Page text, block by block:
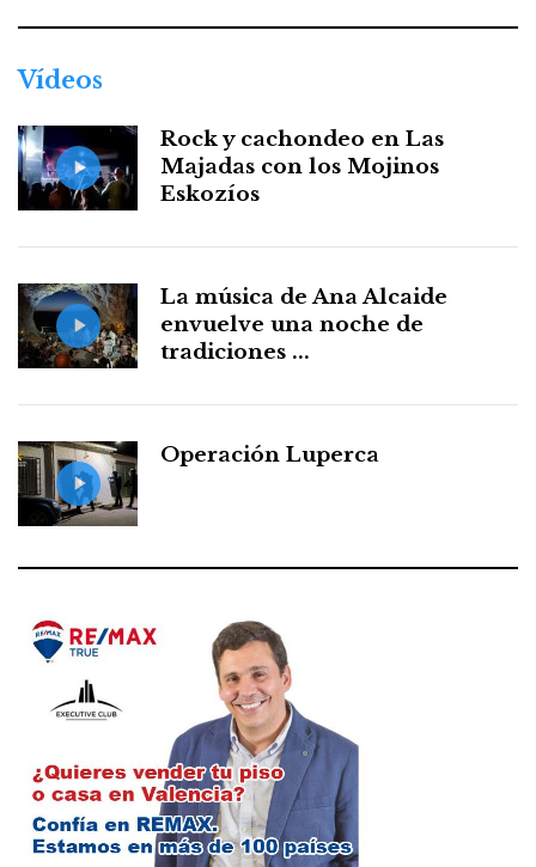
Vídeos
Rock y cachondeo en Las
Majadas con los Mojinos
Eskozíos
La música de Ana Alcaide
envuelve una noche de
tradiciones ...
Operación Luperca